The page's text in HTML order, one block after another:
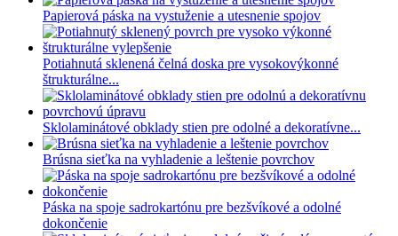
Papierová páska na vystuženie a utesnenie spojov
Potiahnutá sklenená čelná doska pre vysokovýkonné
štrukturálne...
Sklolaminátové obklady stien pre odolné a dekoratívne...
Brúsna sieťka na vyhladenie a leštenie povrchov
Páska na spoje sadrokartónu pre bezšvíkové a odolné
dokončenie